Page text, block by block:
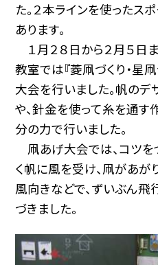
た。２本ラインを使ったス
あります。
１月２８日から２月５日
教室では『菱凧づくり・星
大会を行いました。帆のデ
や、針金を使って糸を通す
分の力で行いました。
凧あげ大会では、コツを
く帆に風を受け、凧があが
風向きなどで、ずいぶん
づきました。